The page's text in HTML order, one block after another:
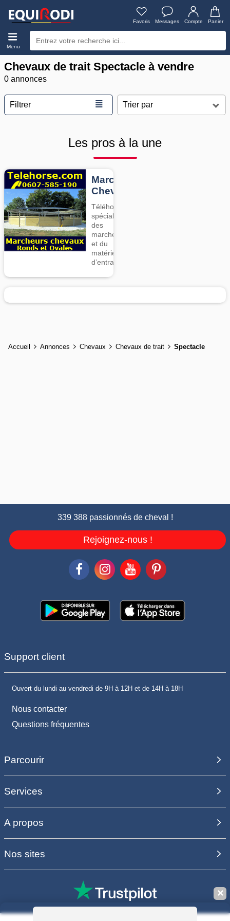
Favoris Messages Compte Panier
Menu
Chevaux de trait Spectacle à vendre
0 annonces
Filtrer ≣
Les pros à la une
Marcheurs
Chevaux
Téléhorse,
spécialiste
des
marcheurs
et du
matériel
d’entrainement
Accueil Annonces Chevaux Chevaux de trait Spectacle
339 388 passionnés de cheval !
Rejoignez-nous !
Support client
Ouvert du lundi au vendredi de 9H à 12H et de 14H à 18H
Nous contacter
Questions fréquentes
Parcourir
Services
A propos
Nos sites
✕